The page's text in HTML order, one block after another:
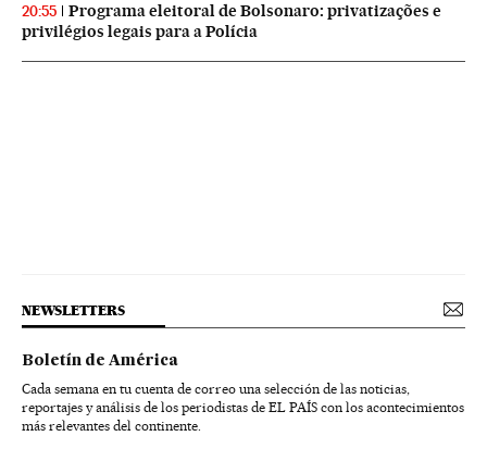
20:55
Programa eleitoral de Bolsonaro: privatizações e
privilégios legais para a Polícia
NEWSLETTERS
Boletín de América
Cada semana en tu cuenta de correo una selección de las noticias,
reportajes y análisis de los periodistas de EL PAÍS con los acontecimientos
más relevantes del continente.